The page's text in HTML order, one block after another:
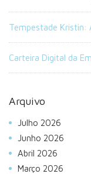
Tempestade Kristin:
Carteira Digital da
Arquivo
Julho 2026
Junho 2026
Abril 2026
Março 2026